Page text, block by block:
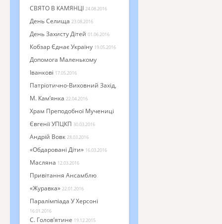
СВЯТО В КАМЯНЦІ 24.08.2016
День Селища 23.08.2016
День Захисту Дітей 01.06.2016
Кобзар Єднає Україну 19.05.2016
Допомога Маленькому
Іванкові 17.05.2016
Патріотично-Виховний Захід,
М. Кам’янка 22.04.2016
Храм Преподобної Мучениці
Євгенії УПЦКП 30.03.2016
Андрій Вовк 28.03.2016
«Обдаровані Діти» 16.03.2016
Масляна 12.03.2016
Привітання Ансамблю
«Журавка» 22.01.2016
Паралімпіада У Херсоні
16.01.2016
С. Голов’ятине 19.12.2015